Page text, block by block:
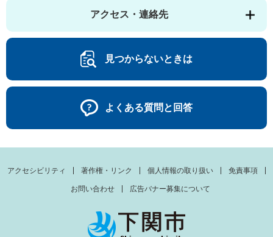
アクセス・連絡先
見つからないときは
よくある質問と回答
アクセシビリティ 著作権・リンク 個人情報の取り扱い 免責事項
お問い合わせ 広告バナー募集について